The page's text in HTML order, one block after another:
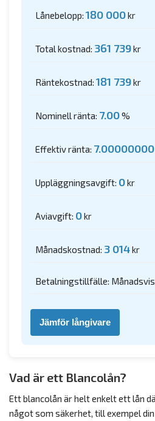
Lånebelopp: 180 000kr
Total kostnad: 361 739kr
Räntekostnad: 181 739kr
Nominell ränta: 7.00%
Effektiv ränta:
Uppläggningsavgift: 0kr
Aviavgift: 0kr
Månadskostnad: 3 014kr
Betalningstillfälle: Månadsvis
Jämför långivare
Vad är ett Blancolån?
Ett blancolån är helt enkelt ett lån
något som säkerhet, till exempel